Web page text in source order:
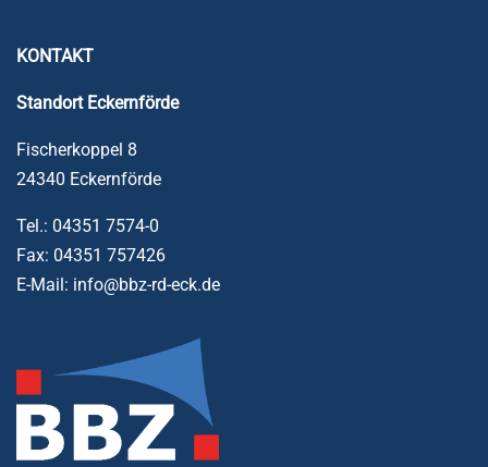
KONTAKT
StandortEckernförde
Fischerkoppel 8
24340 Eckernförde
Tel.: 04351 7574-0
Fax: 04351 757426
E-Mail: info@bbz-rd-eck.de